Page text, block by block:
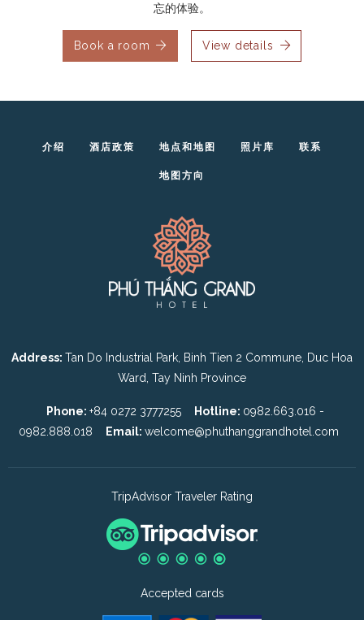
忘的体验。
Book a room View details
介绍 酒店政策 地点和地图 照片库 联系
地图方向
Address: Tan Do Industrial Park, Binh Tien 2 Commune, Duc Hoa
Ward, Tay Ninh Province
Phone: +84 0272 3777255 Hotline: 0982.663.016 -
0982.888.018
Email: welcome@phuthanggrandhotel.com
TripAdvisor Traveler Rating
Accepted cards